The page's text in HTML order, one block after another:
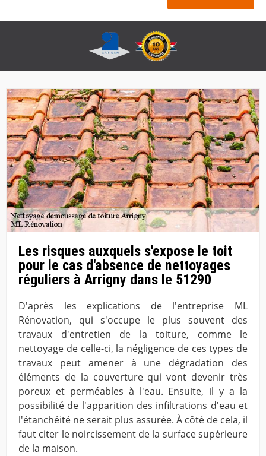
Les risques auxquels s'expose le toit
pour le cas d'absence de nettoyages
réguliers à Arrigny dans le 51290
D'après les explications de l'entreprise ML
Rénovation, qui s'occupe le plus souvent des
travaux d'entretien de la toiture, comme le
nettoyage de celle-ci, la négligence de ces types de
travaux peut amener à une dégradation des
éléments de la couverture qui vont devenir très
poreux et perméables à l'eau. Ensuite, il y a la
possibilité de l'apparition des infiltrations d'eau et
l'étanchéité ne serait plus assurée. À côté de cela, il
faut citer le noircissement de la surface supérieure
de la maison.